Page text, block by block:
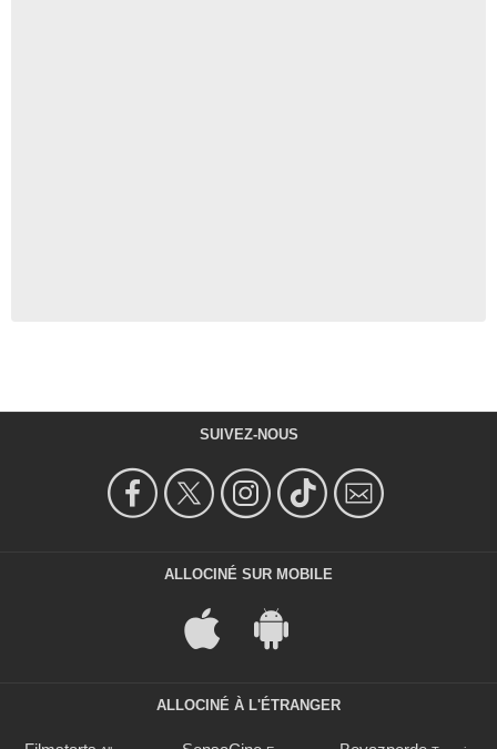
SUIVEZ-NOUS
ALLOCINÉ SUR MOBILE
ALLOCINÉ À L'ÉTRANGER